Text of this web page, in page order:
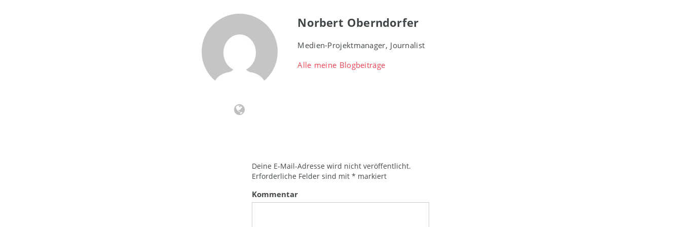
Norbert Oberndorfer
Medien-Projektmanager, Journalist
Alle meine Blogbeiträge
Deine E-Mail-Adresse wird nicht veröffentlicht.
Erforderliche Felder sind mit* markiert
Kommentar